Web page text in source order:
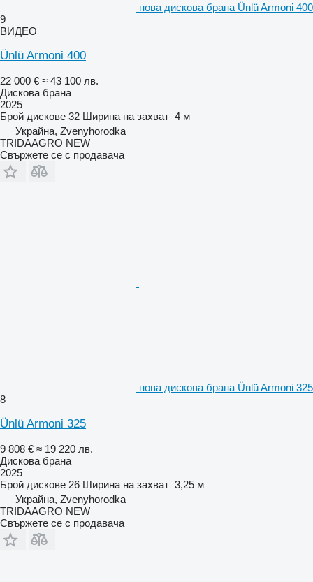
нова дискова брана Ünlü Armoni 400
9
ВИДЕО
Ünlü Armoni 400
22 000 € ≈ 43 100 лв.
Дискова брана
2025
Брой дискове 32 Ширина на захват 4 м
Украйна, Zvenyhorodka
TRIDAAGRO NEW
Свържете се с продавача
нова дискова брана Ünlü Armoni 325
8
Ünlü Armoni 325
9 808 € ≈ 19 220 лв.
Дискова брана
2025
Брой дискове 26 Ширина на захват 3,25 м
Украйна, Zvenyhorodka
TRIDAAGRO NEW
Свържете се с продавача